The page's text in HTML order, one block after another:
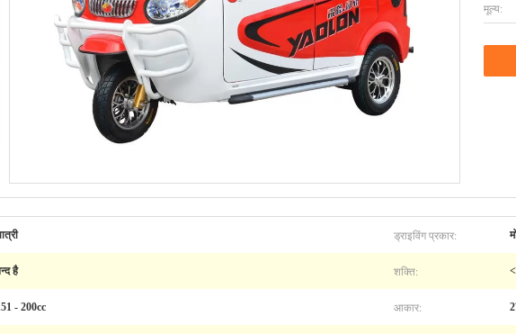
मूल्य:
ड्राइविंग प्रकार:
है शक्ति:
- 200cc आकार: